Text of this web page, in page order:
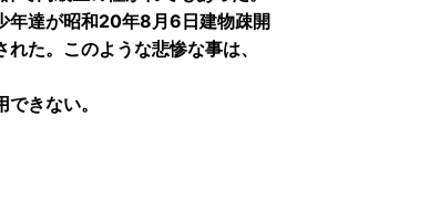
年達が昭和20年8月6日建物疎開
た。このような悲惨な事は、
きない。